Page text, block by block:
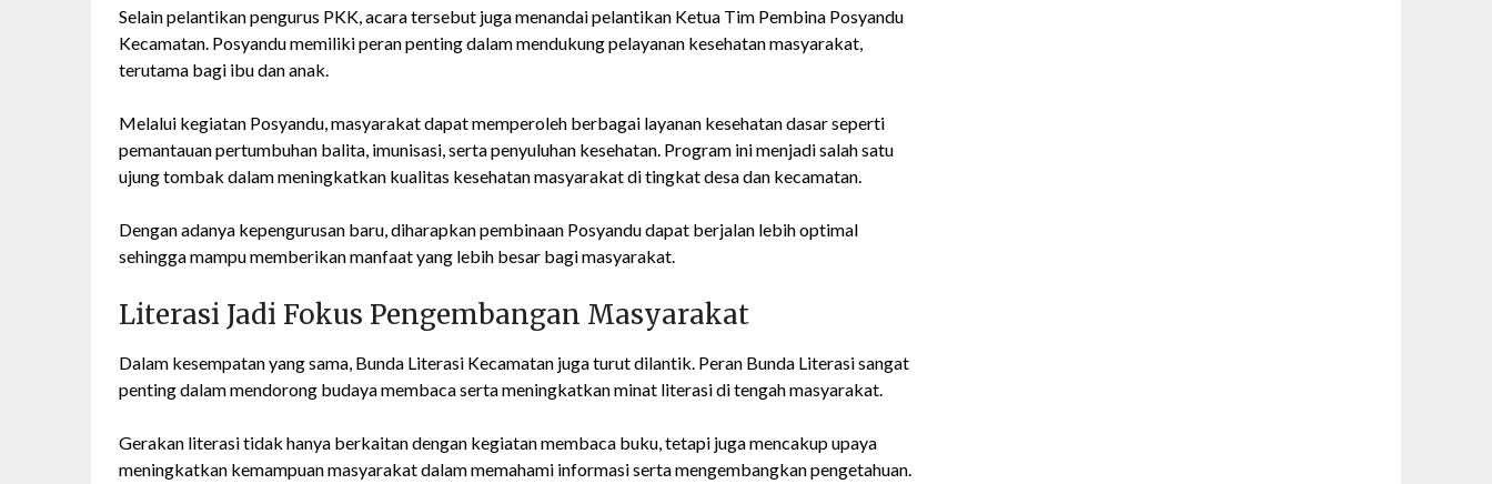
Selain pelantikan pengurus PKK, acara tersebut juga menandai pelantikan Ketua Tim Pembina Posyandu
Kecamatan. Posyandu memiliki peran penting dalam mendukung pelayanan kesehatan masyarakat,
terutama bagi ibu dan anak.
Melalui kegiatan Posyandu, masyarakat dapat memperoleh berbagai layanan kesehatan dasar seperti
pemantauan pertumbuhan balita, imunisasi, serta penyuluhan kesehatan. Program ini menjadi salah satu
ujung tombak dalam meningkatkan kualitas kesehatan masyarakat di tingkat desa dan kecamatan.
Dengan adanya kepengurusan baru, diharapkan pembinaan Posyandu dapat berjalan lebih optimal
sehingga mampu memberikan manfaat yang lebih besar bagi masyarakat.
Literasi Jadi Fokus Pengembangan Masyarakat
Dalam kesempatan yang sama, Bunda Literasi Kecamatan juga turut dilantik. Peran Bunda Literasi sangat
penting dalam mendorong budaya membaca serta meningkatkan minat literasi di tengah masyarakat.
Gerakan literasi tidak hanya berkaitan dengan kegiatan membaca buku, tetapi juga mencakup upaya
meningkatkan kemampuan masyarakat dalam memahami informasi serta mengembangkan pengetahuan.